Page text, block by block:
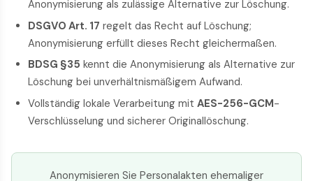
Anonymisierung als zulässige Alternative zur Löschung.
DSGVO Art. 17 regelt das Recht auf Löschung;
Anonymisierung erfüllt dieses Recht gleichermaßen.
BDSG §35 kennt die Anonymisierung als Alternative zur
Löschung bei unverhältnismäßigem Aufwand.
Vollständig lokale Verarbeitung mit AES-256-GCM-
Verschlüsselung und sicherer Originallöschung.
Anonymisieren Sie Personalakten ehemaliger